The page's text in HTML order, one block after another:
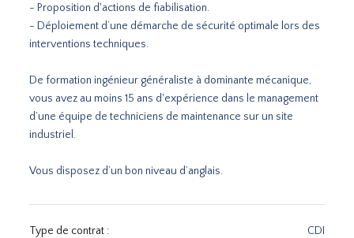
- Proposition d'actions de fiabilisation.
- Déploiement d’une démarche de sécurité optimale lors des
interventions techniques.
De formation ingénieur généraliste à dominante mécanique,
vous avez au moins 15 ans d'expérience dans le management
d’une équipe de techniciens de maintenance sur un site
industriel.
Vous disposez d’un bon niveau d’anglais.
Type de contrat : CDI